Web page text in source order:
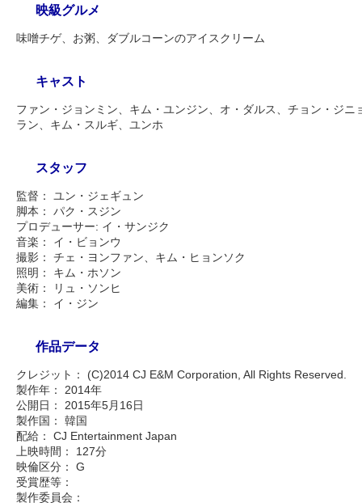
映級グルメ
味噌チゲ、お粥、ダブルコーンのアイスクリーム
キャスト
ファン・ジョンミン、キム・ユンジン、オ・ダルス、チョン・ジニ
ラン、キム・スルギ、ユンホ
スタッフ
監督： ユン・ジェギュン
脚本： パク・スジン
プロデューサー: イ・サンジク
音楽： イ・ビョンウ
撮影： チェ・ヨンファン、キム・ヒョンソク
照明： キム・ホソン
美術： リュ・ソンヒ
編集： イ・ジン
作品データ
クレジット： (C)2014 CJ E&M Corporation, All Rights Reserved.
製作年： 2014年
公開日： 2015年5月16日
製作国： 韓国
配給： CJ Entertainment Japan
上映時間： 127分
映倫区分： G
受賞歴等：
製作委員会：